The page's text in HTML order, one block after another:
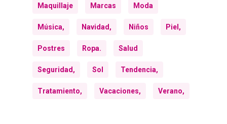
Maquillaje Marcas Moda
Música, Navidad, Niños Piel,
Postres Ropa. Salud
Seguridad, Sol Tendencia,
Tratamiento, Vacaciones, Verano,